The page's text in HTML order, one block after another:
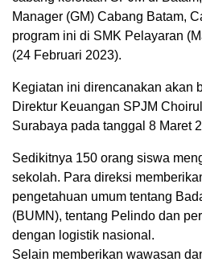
Manager (GM) Cabang Batam,
program ini di SMK Pelayaran
(24 Februari 2023).
Kegiatan ini direncanakan akan
Direktur Keuangan SPJM
Surabaya pada tanggal 8 Maret
Sedikitnya 150 orang siswa
sekolah. Para direksi
pengetahuan umum tentang
(BUMN), tentang Pelindo dan
dengan logistik nasional.
Selain memberikan wawasan